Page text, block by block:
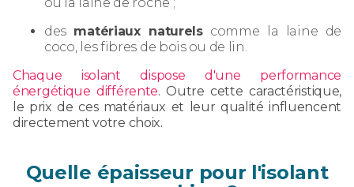
ou la laine de roche ;
des matériaux naturelscomme la laine de
coco, les fibres de bois ou de lin.
Chaque isolant dispose d'une performance
énergétique différente. Outre cette caractéristique,
le prix de ces matériaux et leur qualité influencent
directement votre choix.
Quelle épaisseur pour l'isolant